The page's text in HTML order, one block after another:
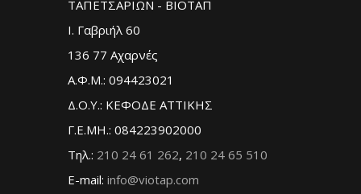
ΤΑΠΕΤΣΑΡΙΩΝ - ΒΙΟΤΑΠ
Ι. Γαβριήλ 60
136 77 Αχαρνές
Α.Φ.Μ.: 094423021
Δ.Ο.Υ.: ΚΕΦΟΔΕ ΑΤΤΙΚΗΣ
Γ.Ε.ΜΗ.: 084223902000
Τηλ.: 210 24 61 262, 210 24 65 510
E-mail: info@viotap.com